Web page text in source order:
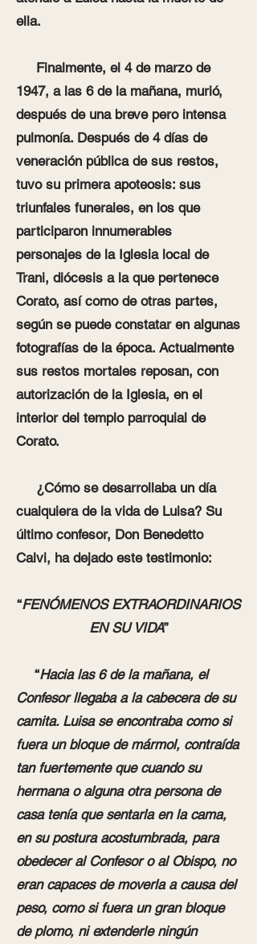
ella.
Finalmente, el 4 de marzo de
1947, a las 6 de la mañana, murió,
después de una breve pero intensa
pulmonía. Después de 4 días de
veneración pública de sus restos,
tuvo su primera apoteosis: sus
triunfales funerales, en los que
participaron innumerables
personajes de la Iglesia local de
Trani, diócesis a la que pertenece
Corato, así como de otras partes,
según se puede constatar en algunas
fotografías de la época. Actualmente
sus restos mortales reposan, con
autorización de la Iglesia, en el
interior del templo parroquial de
Corato.
¿Cómo se desarrollaba un día
cualquiera de la vida de Luisa? Su
último confesor, Don Benedetto
Calvi, ha dejado este testimonio:
“FENÓMENOS EXTRAORDINARIOS
EN SU VIDA”
“Hacia las 6 de la mañana, el
Confesor llegaba a la cabecera de su
camita. Luisa se encontraba como si
fuera un bloque de mármol, contraída
tan fuertemente que cuando su
hermana o alguna otra persona de
casa tenía que sentarla en la cama,
en su postura acostumbrada, para
obedecer al Confesor o al Obispo, no
eran capaces de moverla a causa del
peso, como si fuera un gran bloque
de plomo, ni extenderle ningún